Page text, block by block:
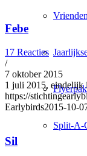
Split-A-
Febe
17 Reacties
/
7 oktober 2015
1 juli 2015, eindelijk
https://
Earlybirds2015-10-
Sil